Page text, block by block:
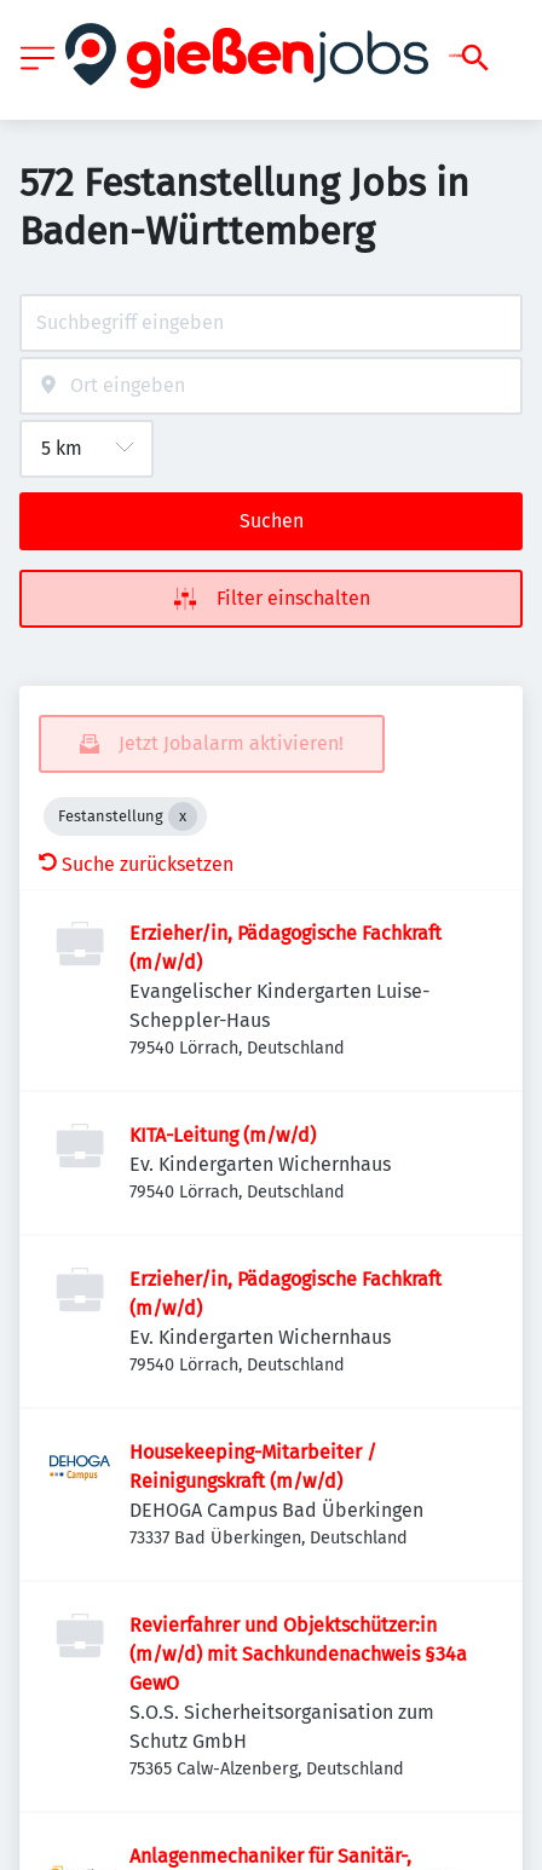
572 Festanstellung Jobs in
Baden-Württemberg
Suchen
Filter einschalten
Jetzt Jobalarm aktivieren!
Festanstellung
Suche zurücksetzen
Erzieher/in, Pädagogische Fachkraft
(m/w/d)
Evangelischer Kindergarten Luise-
Scheppler-Haus
79540 Lörrach, Deutschland
KITA-Leitung (m/w/d)
Ev. Kindergarten Wichernhaus
79540 Lörrach, Deutschland
Erzieher/in, Pädagogische Fachkraft
(m/w/d)
Ev. Kindergarten Wichernhaus
79540 Lörrach, Deutschland
Housekeeping-Mitarbeiter /
Reinigungskraft (m/w/d)
DEHOGA Campus Bad Überkingen
73337 Bad Überkingen, Deutschland
Revierfahrer und Objektschützer:in
(m/w/d) mit Sachkundenachweis §34a
GewO
S.O.S. Sicherheitsorganisation zum
Schutz GmbH
75365 Calw-Alzenberg, Deutschland
Anlagenmechaniker für Sanitär-,